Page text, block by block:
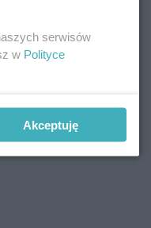
serwisów
w Polityce
Akceptuję